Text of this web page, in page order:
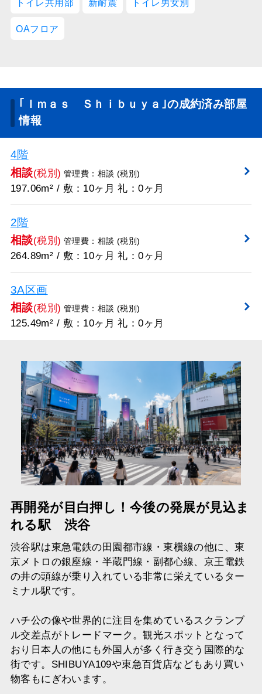
トイレ共用部 新耐震 トイレ男女別
OAフロア
｢Ｉｍａｓ Ｓｈｉｂｕｙａ｣の成約済み部屋
情報
4階
相談(税別) 管理費：相談 (税別)
197.06m² / 敷：10ヶ月 礼：0ヶ月
2階
相談(税別) 管理費：相談 (税別)
264.89m² / 敷：10ヶ月 礼：0ヶ月
3A区画
相談(税別) 管理費：相談 (税別)
125.49m² / 敷：10ヶ月 礼：0ヶ月
再開発が目白押し！今後の発展が見込ま
れる駅 渋谷
渋谷駅は東急電鉄の田園都市線・東横線の他に、東
京メトロの銀座線・半蔵門線・副都心線、京王電鉄
の井の頭線が乗り入れている非常に栄えているター
ミナル駅です。
ハチ公の像や世界的に注目を集めているスクランブ
ル交差点がトレードマーク。観光スポットとなって
おり日本人の他にも外国人が多く行き交う国際的な
街です。SHIBUYA109や東急百貨店などもあり買い
物客もにぎわいます。